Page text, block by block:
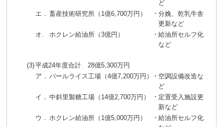
ど
エ． 畜産技術研究所（1億6,700万円） ･ 分娩、乾乳牛舎
更新など
オ.
ホクレン給油所（3億円） ･ 給油所セルフ化
など
(3)平成24年度合計 28億5,300万円
ア． パールライス工場（4億7,200万円） ･ 空調設備改造な
ど
イ． 中斜里製糖工場（14億2,700万円） ･ 定置受入施設更
新など
ウ． ホクレン給油所（1億5,000万円） ･ 給油所セルフ化